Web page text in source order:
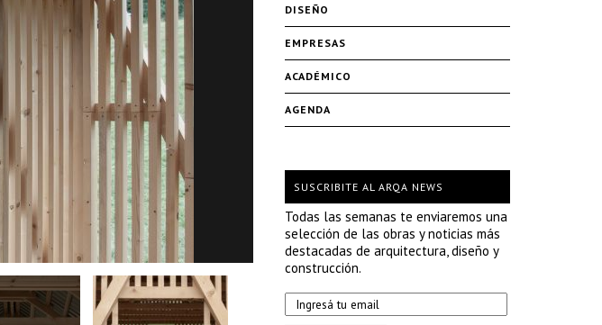
DISEÑO
EMPRESAS
ACADÉMICO
AGENDA
SUSCRIBITE AL ARQA NEWS
Todas las semanas te enviaremos una
selección de las obras y noticias más
destacadas de arquitectura, diseño y
construcción.